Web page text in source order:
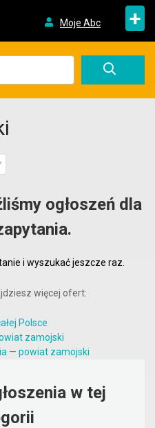
Moje Abc +
ogłoszeń dla
i wyszukać jeszcze raz.
więcej ofert:
Polsce
zamojski
— powiat zamojski
w tej